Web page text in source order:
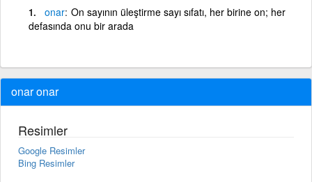
onar On sayının üleştirme sayı sıfatı, her birine on; her
defasında onu bir arada
onar onar
Resimler
Google Resimler
Bing Resimler